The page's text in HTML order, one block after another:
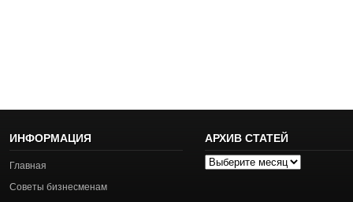
ИНФОРМАЦИЯ
Главная
Советы бизнесменам
АРХИВ СТАТЕЙ
Архив